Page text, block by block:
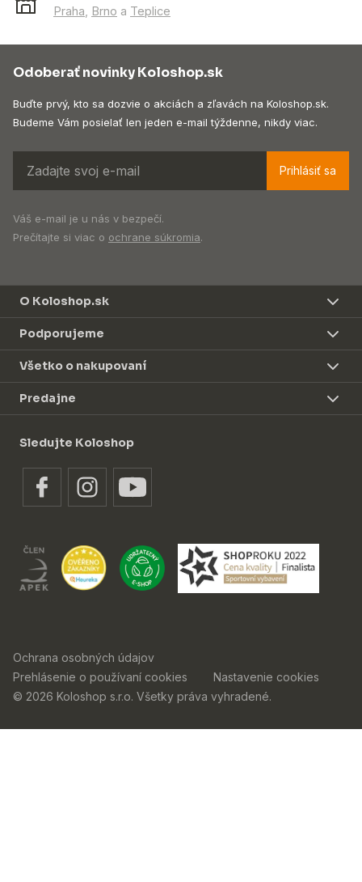
Praha Brno a Teplice
Odoberať novinky Koloshop.sk
Buďte prvý, kto sa dozvie o akciách a zľavách na Koloshop.sk.
Budeme Vám posielať len jeden e-mail týždenne, nikdy viac.
Prihlásiť sa
Váš e-mail je u nás v bezpečí.
Prečítajte si viac o ochrane súkromia.
O Koloshop.sk
Podporujeme
Všetko o nakupovaní
Predajne
Sledujte Koloshop
Ochrana osobných údajov
Prehlásenie o používaní cookies
Nastavenie cookies
© 2026 Koloshop s.r.o. Všetky práva vyhradené.